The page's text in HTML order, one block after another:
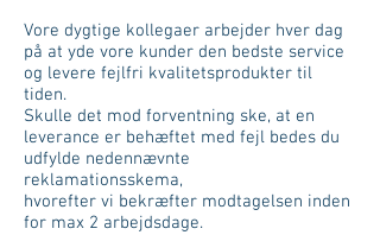
Vore dygtige kollegaer arbejder hver dag
på at yde vore kunder den bedste service
og levere fejlfri kvalitetsprodukter til
tiden.
Skulle det mod forventning ske, at en
leverance er behæftet med fejl bedes du
udfylde nedennævnte
reklamationsskema,
hvorefter vi bekræfter modtagelsen inden
for max 2 arbejdsdage.